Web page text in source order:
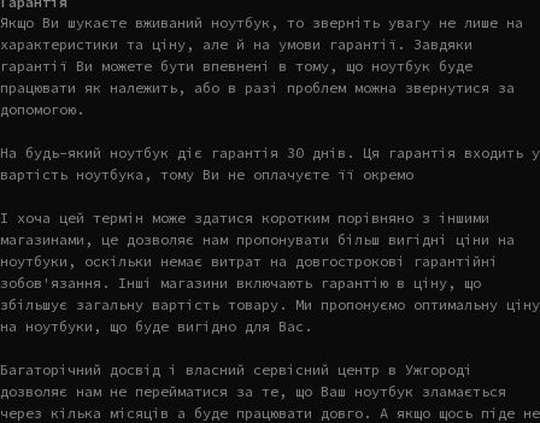
Якщо Ви шукаєте вживаний ноутбук, то зверніть увагу не лише на
характеристики та ціну, але й на умови гарантії. Завдяки
гарантії Ви можете бути впевнені в тому, що ноутбук буде
працювати як належить, або в разі проблем можна звернутися за
допомогою.
На будь-який ноутбук діє гарантія 30 днів. Ця гарантія входить у
вартість ноутбука, тому Ви не оплачуєте її окремо
І хоча цей термін може здатися коротким порівняно з іншими
магазинами, це дозволяє нам пропонувати більш вигідні ціни на
ноутбуки, оскільки немає витрат на довгострокові гарантійні
зобов'язання. Інші магазини включають гарантію в ціну, що
збільшує загальну вартість товару. Ми пропонуємо оптимальну ціну
на ноутбуки, що буде вигідно для Вас.
Багаторічний досвід і власний сервісний центр в Ужгороді
дозволяє нам не перейматися за те, що Ваш ноутбук зламається
через кілька місяців а буде працювати довго. А якщо щось піде не